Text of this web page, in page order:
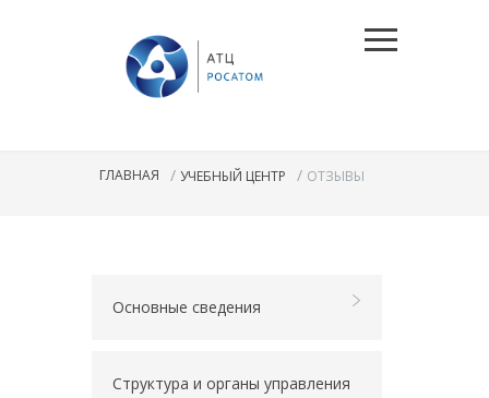
ГЛАВНАЯ / УЧЕБНЫЙ ЦЕНТР / ОТЗЫВЫ
Основные сведения
Структура и органы управления